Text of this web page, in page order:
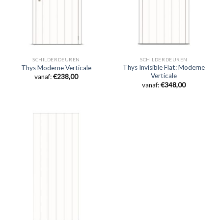
SCHILDERDEUREN
Thys Moderne Verticale
vanaf:€238,00
SCHILDERDEUREN
Thys Invisible Flat: Moderne
Verticale
vanaf:€348,00